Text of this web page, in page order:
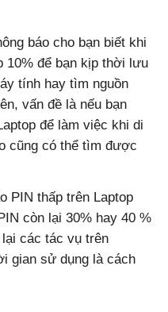
báo cho bạn biết khi
10% để bạn kịp thời lưu
tính hay tìm nguồn
vấn đề là nếu bạn
để làm việc khi di
cũng có thể tìm được
PIN thấp trên Laptop
còn lại 30% hay 40 %
các tác vụ trên
gian sử dụng là cách